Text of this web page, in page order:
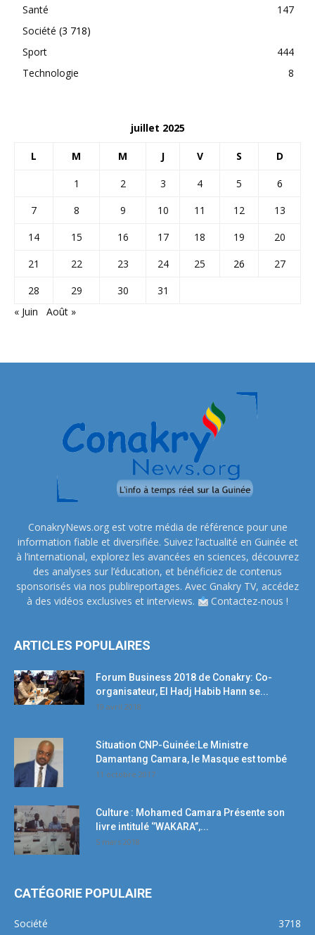
Santé
147
Société (3 718)
Sport
444
Technologie
8
juillet 2025
L M M J V S D
1 2 3 4 5
6
7
8 9 10 11 12
13
14
15 16 17 18 19
20
21
22 23 24 25 26
27
28
29 30
31
« Juin
Août »
ConakryNews.org est votre média de référence pour une
information fiable et diversifiée. Suivez l’actualité en Guinée et
à l’international, explorez les avancées en sciences, découvrez
des analyses sur l’éducation, et bénéficiez de contenus
sponsorisés via nos publireportages. Avec Gnakry TV, accédez
à des vidéos exclusives et interviews.
Contactez-nous !
ARTICLES POPULAIRES
Forum Business 2018 de Conakry: Co-
organisateur, El Hadj Habib Hann se...
19 avril 2018
Situation CNP-Guinée:Le Ministre
Damantang Camara, le Masque est tombé
11 octobre 2017
Culture : Mohamed Camara Présente son
livre intitulé ‘’WAKARA’’,...
5 mars 2018
CATÉGORIE POPULAIRE
Société 3718